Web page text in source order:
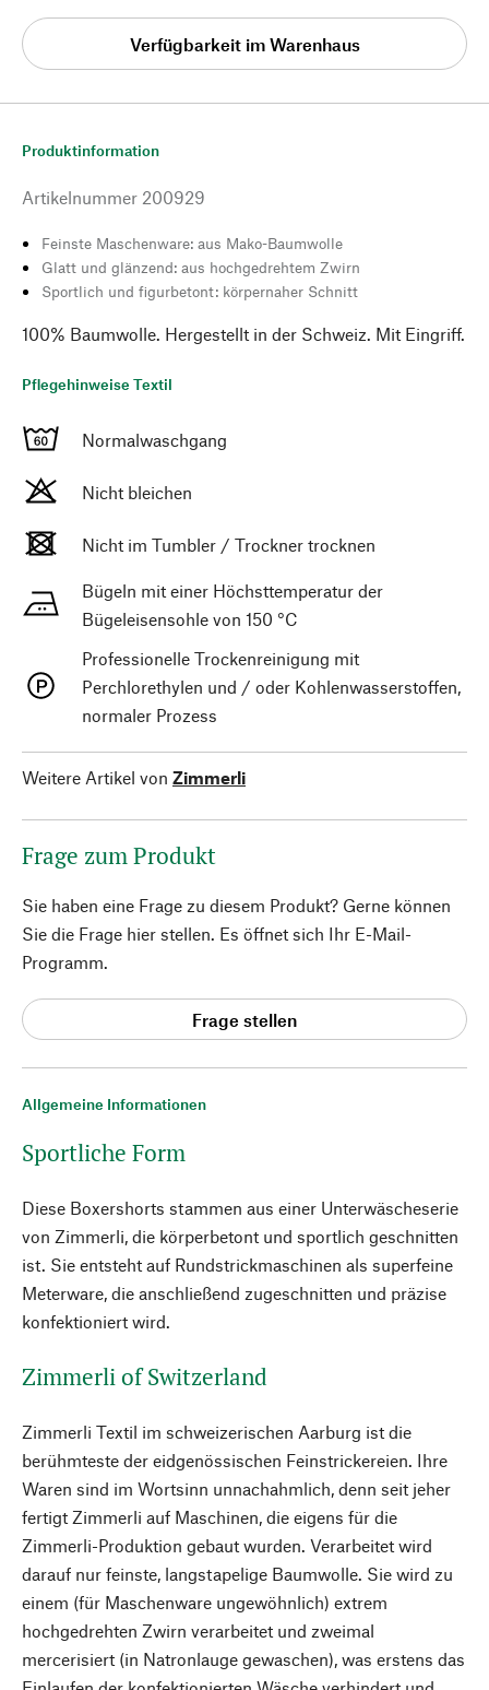
Verfügbarkeit im Warenhaus
Allgemeine Informationen
Sportliche Form
Diese Boxershorts stammen aus einer Unterwäscheserie
von Zimmerli, die körperbetont und sportlich geschnitten
ist. Sie entsteht auf Rundstrickmaschinen als superfeine
Meterware, die anschließend zugeschnitten und präzise
konfektioniert wird.
Zimmerli of Switzerland
Zimmerli Textil im schweizerischen Aarburg ist die
berühmteste der eidgenössischen Feinstrickereien. Ihre
Waren sind im Wortsinn unnachahmlich, denn seit jeher
fertigt Zimmerli auf Maschinen, die eigens für die
Zimmerli-Produktion gebaut wurden. Verarbeitet wird
darauf nur feinste, langstapelige Baumwolle. Sie wird zu
einem (für Maschenware ungewöhnlich) extrem
hochgedrehten Zwirn verarbeitet und zweimal
mercerisiert (in Natronlauge gewaschen), was erstens das
Produktinformation
Artikelnummer 200929
Feinste Maschenware: aus Mako-Baumwolle
Glatt und glänzend: aus hochgedrehtem Zwirn
Sportlich und figurbetont: körpernaher Schnitt
100% Baumwolle. Hergestellt in der Schweiz. Mit Eingriff.
Pflegehinweise Textil
Normalwaschgang
Nicht bleichen
Nicht im Tumbler / Trockner trocknen
Bügeln mit einer Höchsttemperatur der
Bügeleisensohle von 150 °C
Professionelle Trockenreinigung mit
Perchlorethylen und / oder Kohlenwasserstoffen,
normaler Prozess
Weitere Artikel von Zimmerli
Frage zum Produkt
Sie haben eine Frage zu diesem Produkt? Gerne können
Sie die Frage hier stellen. Es öffnet sich Ihr E-Mail-
Programm.
Frage stellen